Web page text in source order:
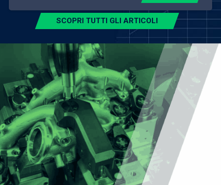
SCOPRI TUTTI GLI ARTICOLI